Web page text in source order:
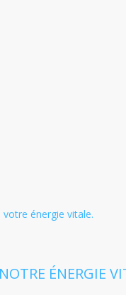
énergie vitale.
ÉNERGIE